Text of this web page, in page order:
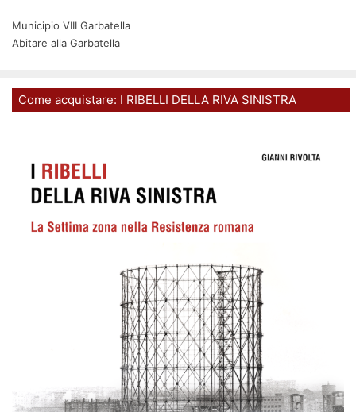
Municipio VIII Garbatella
Abitare alla Garbatella
Come acquistare: I RIBELLI DELLA RIVA SINISTRA